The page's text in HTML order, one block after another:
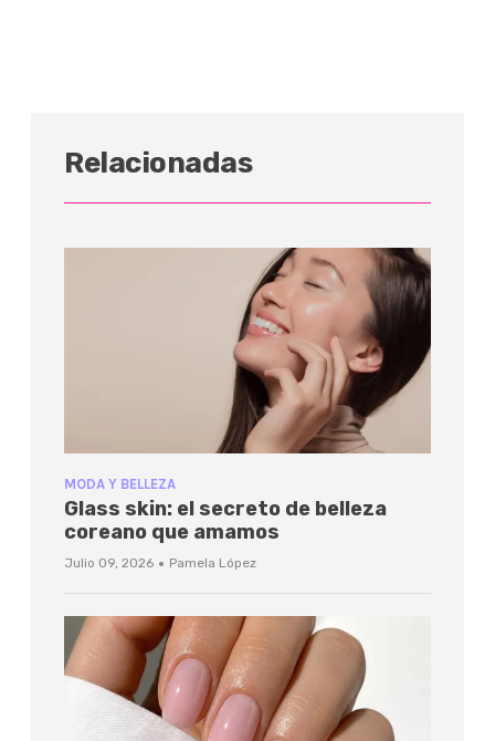
Relacionadas
MODA Y BELLEZA
Glass skin: el secreto de belleza
coreano que amamos
Julio 09, 2026 · Pamela López